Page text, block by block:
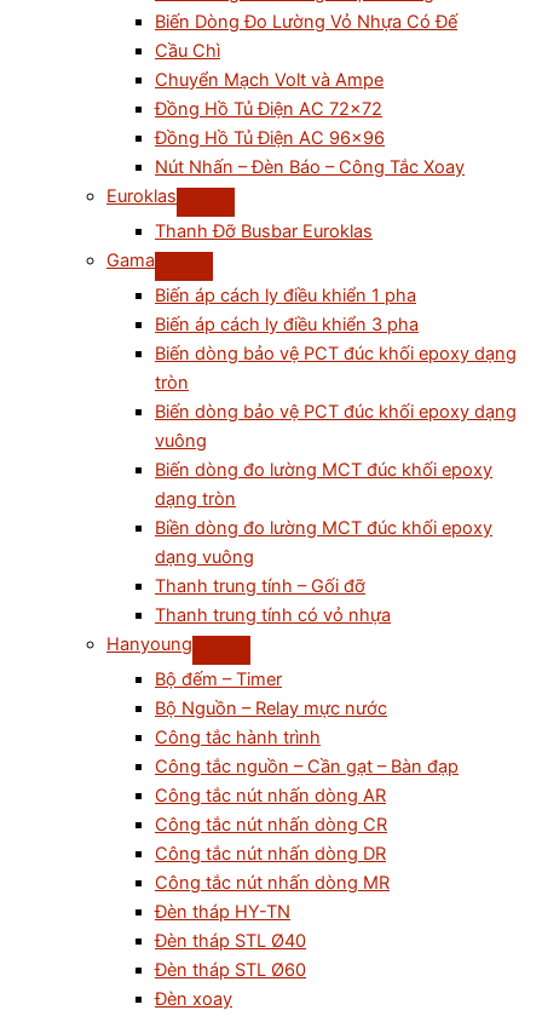
Biến Dòng Đo Lường Vỏ Nhựa Có Đế
Cầu Chì
Chuyển Mạch Volt và Ampe
Đồng Hồ Tủ Điện AC 72×72
Đồng Hồ Tủ Điện AC 96×96
Nút Nhấn – Đèn Báo – Công Tắc Xoay
Euroklas
Thanh Đỡ Busbar Euroklas
Gama
Biến áp cách ly điều khiển 1 pha
Biến áp cách ly điều khiển 3 pha
Biến dòng bảo vệ PCT đúc khối epoxy dạng
tròn
Biến dòng bảo vệ PCT đúc khối epoxy dạng
vuông
Biến dòng đo lường MCT đúc khối epoxy
dạng tròn
Biền dòng đo lường MCT đúc khối epoxy
dạng vuông
Thanh trung tính – Gối đỡ
Thanh trung tính có vỏ nhựa
Hanyoung
Bộ đếm – Timer
Bộ Nguồn – Relay mực nước
Công tắc hành trình
Công tắc nguồn – Cần gạt – Bàn đạp
Công tắc nút nhấn dòng AR
Công tắc nút nhấn dòng CR
Công tắc nút nhấn dòng DR
Công tắc nút nhấn dòng MR
Đèn tháp HY-TN
Đèn tháp STL Ø40
Đèn tháp STL Ø60
Đèn xoay